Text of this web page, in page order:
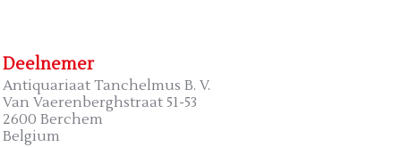
Deelnemer
Antiquariaat Tanchelmus B. V.
Van Vaerenberghstraat 51-53
2600 Berchem
Belgium